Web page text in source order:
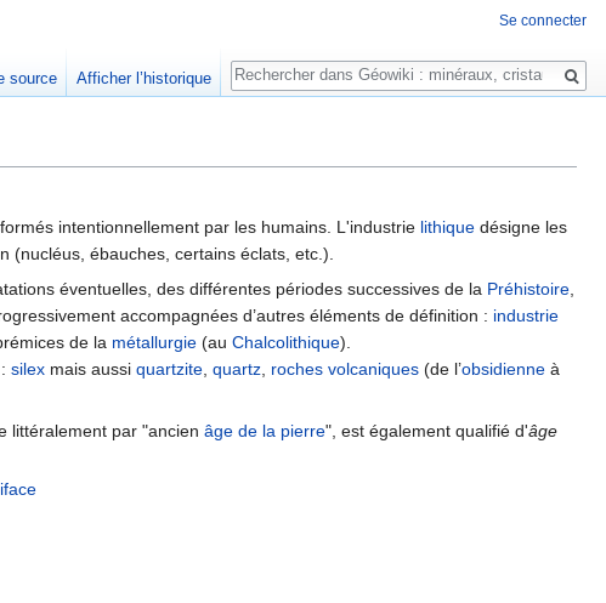
intentionnellement par les humains. L'industrie lithique désigne les
(nucléus, ébauches, certains éclats, etc.).
éventuelles, des différentes périodes successives de la Préhistoire
accompagnées d’autres éléments de définition : industrie
de la métallurgie (au Chalcolithique).
silex mais aussi quartzite quartz roches volcaniques (de l’obsidienne à
littéralement par "ancienâge de la pierre", est également qualifié d'âge
Se connecter
source Afficher l’historique
Rechercher